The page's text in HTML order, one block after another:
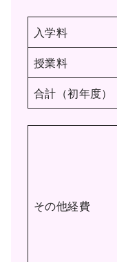
入学料
授業料
合計（初年度）
その他経費